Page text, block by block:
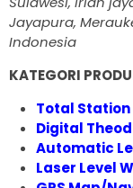
Jayapura,
Indonesia
KATEGORI
Total Station
Digital
Automatic
Laser Level